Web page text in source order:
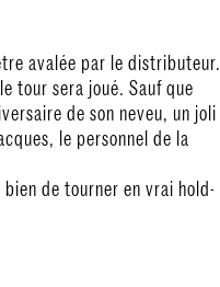
avalée par le distributeur.
tour sera joué. Sauf que
de son neveu, un joli
le personnel de la
de tourner en vrai hold-